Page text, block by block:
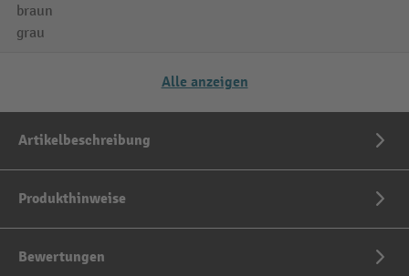
braun
grau
Alle anzeigen
Artikelbeschreibung
Produkthinweise
Bewertungen